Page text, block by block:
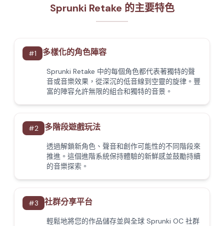
Sprunki Retake 的主要特色
#1 多樣化的角色陣容
Sprunki Retake 中的每個角色都代表著獨特的聲
音或音樂效果，從深沉的低音線到空靈的旋律。豐
富的陣容允許無限的組合和獨特的音景。
#2 多階段遊戲玩法
透過解鎖新角色、聲音和創作可能性的不同階段來
推進。這個進階系統保持體驗的新鮮感並鼓勵持續
的音樂探索。
#3 社群分享平台
輕鬆地將您的作品儲存並與全球 Sprunki OC 社群